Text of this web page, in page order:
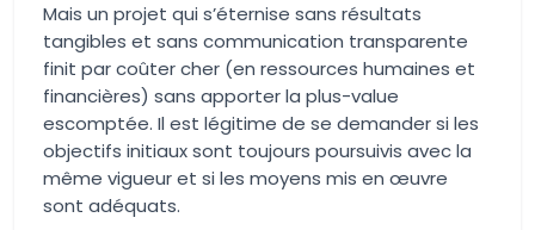
Mais un projet qui s’éternise sans résultats
tangibles et sans communication transparente
finit par coûter cher (en ressources humaines et
financières) sans apporter la plus-value
escomptée. Il est légitime de se demander si les
objectifs initiaux sont toujours poursuivis avec la
même vigueur et si les moyens mis en œuvre
sont adéquats.